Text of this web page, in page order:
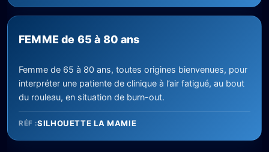
FEMME de 65 à 80 ans
Femme de 65 à 80 ans, toutes origines bienvenues, pour
interpréter une patiente de clinique à l’air fatigué, au bout
du rouleau, en situation de burn-out.
RÉF :SILHOUETTE LA MAMIE